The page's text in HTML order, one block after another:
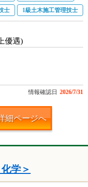
士 1級土木施工管理技士
優遇)
情報確認日 2026/7/31
細ページへ
学＞